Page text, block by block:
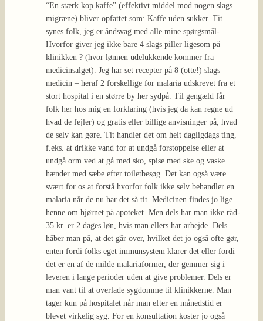
“En stærk kop kaffe” (effektivt middel mod nogen slags
migræne) bliver opfattet som: Kaffe uden sukker. Tit
synes folk, jeg er åndsvag med alle mine spørgsmål-
Hvorfor giver jeg ikke bare 4 slags piller ligesom på
klinikken ? (hvor lønnen udelukkende kommer fra
medicinsalget). Jeg har set recepter på 8 (otte!) slags
medicin – heraf 2 forskellige for malaria udskrevet fra et
stort hospital i en større by her sydpå. Til gengæld får
folk her hos mig en forklaring (hvis jeg da kan regne ud
hvad de fejler) og gratis eller billige anvisninger på, hvad
de selv kan gøre. Tit handler det om helt dagligdags ting,
f.eks. at drikke vand for at undgå forstoppelse eller at
undgå orm ved at gå med sko, spise med ske og vaske
hænder med sæbe efter toiletbesøg. Det kan også være
svært for os at forstå hvorfor folk ikke selv behandler en
malaria når de nu har det så tit. Medicinen findes jo lige
henne om hjørnet på apoteket. Men dels har man ikke råd-
35 kr. er 2 dages løn, hvis man ellers har arbejde. Dels
håber man på, at det går over, hvilket det jo også ofte gør,
enten fordi folks eget immunsystem klarer det eller fordi
det er en af de milde malariaformer, der gemmer sig i
leveren i lange perioder uden at give problemer. Dels er
man vant til at overlade sygdomme til klinikkerne. Man
tager kun på hospitalet når man efter en månedstid er
blevet virkelig syg. For en konsultation koster jo også